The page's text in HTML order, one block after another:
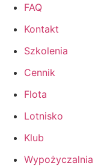
FAQ
Kontakt
Szkolenia
Cennik
Flota
Lotnisko
Klub
Wypożyczalnia